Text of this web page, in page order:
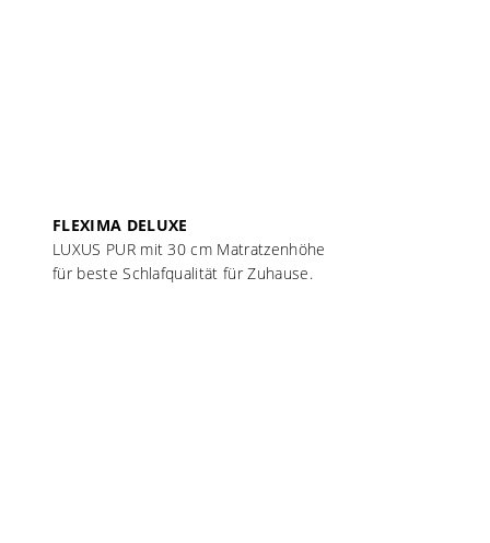
FLEXIMA DELUXE
LUXUS PUR mit 30 cm Matratzenhöhe
für beste Schlafqualität für Zuhause.